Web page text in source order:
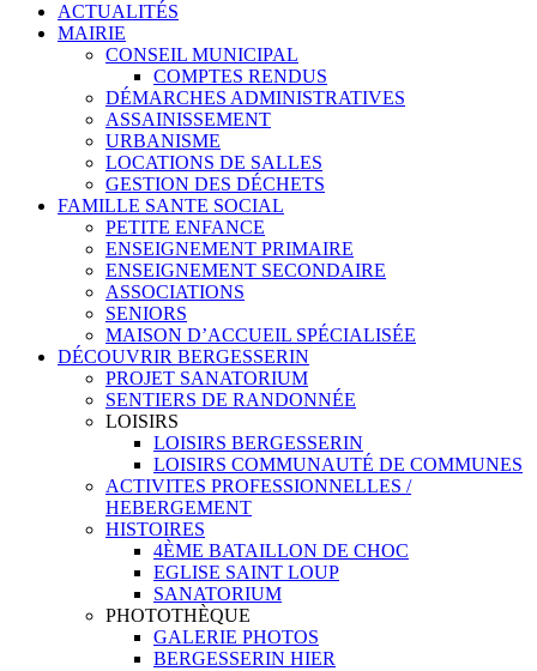
ACTUALITÉS
MAIRIE
CONSEIL MUNICIPAL
COMPTES RENDUS
DÉMARCHES ADMINISTRATIVES
ASSAINISSEMENT
URBANISME
LOCATIONS DE SALLES
GESTION DES DÉCHETS
FAMILLE SANTE SOCIAL
PETITE ENFANCE
ENSEIGNEMENT PRIMAIRE
ENSEIGNEMENT SECONDAIRE
ASSOCIATIONS
SENIORS
MAISON D’ACCUEIL SPÉCIALISÉE
DÉCOUVRIR BERGESSERIN
PROJET SANATORIUM
SENTIERS DE RANDONNÉE
LOISIRS
LOISIRS BERGESSERIN
LOISIRS COMMUNAUTÉ DE COMMUNES
ACTIVITES PROFESSIONNELLES /
HEBERGEMENT
HISTOIRES
4ÈME BATAILLON DE CHOC
EGLISE SAINT LOUP
SANATORIUM
PHOTOTHÈQUE
GALERIE PHOTOS
BERGESSERIN HIER